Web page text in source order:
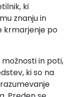
ki
znanju in
krmarjenje po
in poti,
ki so na